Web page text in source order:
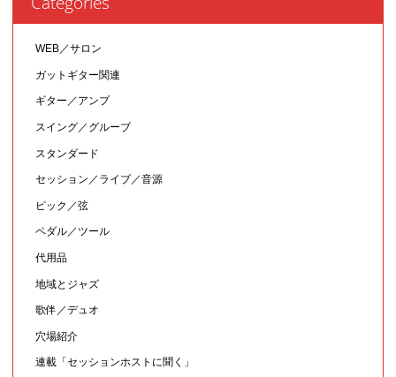
WEB／サロン
ガットギター関連
ギター／アンプ
スイング／グルーブ
スタンダード
セッション／ライブ／音源
ピック／弦
ペダル／ツール
代用品
地域とジャズ
歌伴／デュオ
穴場紹介
連載「セッションホストに聞く」